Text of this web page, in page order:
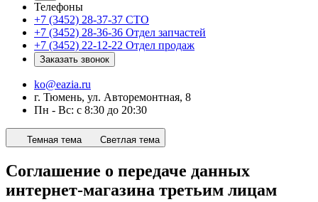
Телефоны
+7 (3452) 28-37-37 СТО
+7 (3452) 28-36-36 Отдел запчастей
+7 (3452) 22-12-22 Отдел продаж
Заказать звонок
ko@eazia.ru
г. Тюмень, ул. Авторемонтная, 8
Пн - Вс: с 8:30 до 20:30
Темная тема Светлая тема
Соглашение о передаче данных
интернет-магазина третьим лицам